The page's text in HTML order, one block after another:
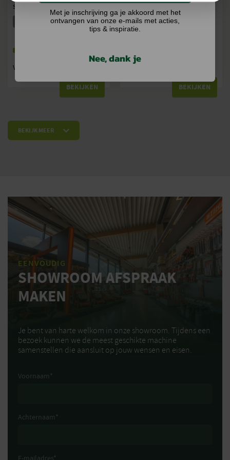
STIHL VIJLHOUDER 2-IN-1
Vanaf
BEKIJKEN
5 VERSIES
22,19
BEKIJKEN
BEKIJK MEER
EENVOUDIG
SHOWROOM AFSPRAAK
MAKEN
Je bent van harte welkom in onze showroom. Tijdens een
bezoek kunnen we de meest geschikte machine
samenstellen die aansluit op jouw wensen en eisen.
Voornaam *
Achternaam *
E-mailadres*
Met je inschrijving ga je akkoord met het
ontvangen van onze e-mails met acties,
tips & inspiratie.
Nee, dank je